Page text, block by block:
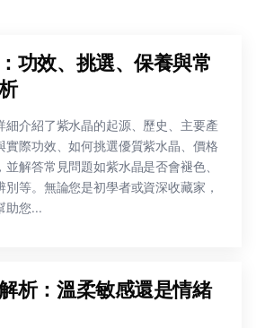
功效、挑選、保養與常
細介紹了紫水晶的起源、歷史、主要產
實際功效、如何挑選優質紫水晶、價格
解答常見問題如紫水晶是否會褪色、
等。無論您是初學者或資深收藏家，
助您...
析：溫柔敏感還是情緒